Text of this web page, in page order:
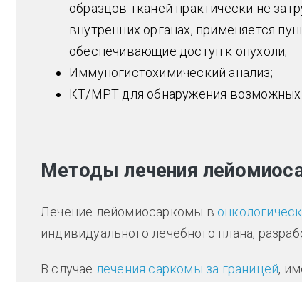
образцов тканей практически не
внутренних органах, применяется
обеспечивающие доступ к опухоли;
Иммуногистохимический анализ;
КТ/МРТ для обнаружения возможных
Методы лечения
Лечение лейомиосаркомы в
индивидуального лечебного плана,
В случае лечения саркомы за границей,